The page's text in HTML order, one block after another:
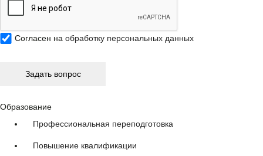
Согласен на обработку персональных данных
Образование
Профессиональная переподготовка
Повышение квалификации